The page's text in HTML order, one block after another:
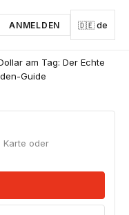
ANMELDEN 🇩🇪 de
am Tag: Der Echte
Guide
Karte oder